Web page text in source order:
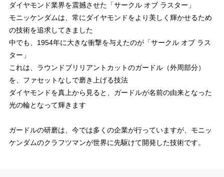
ダイヤモンド業界を震撼させた「サークル オブ ラスター」
モニッケンダムは、常にダイヤモンドをより美しく輝かせるため
の技術を追求してきました
中でも、1954年に大きな衝撃を与えたのが「サークル オブ ラス
ター」
これは、ラウンドブリリアントカットのガードル（外周部分）
を、ファセットなしで磨き上げる技法
ダイヤモンドを真上から見ると、ガードルが名前の由来となった
光の輪となって輝きます
ガードルの研磨は、今では多くの企業が行っていますが、モニッ
ケンダムのクラフツマンが世界に先駆けて開発した技術です。